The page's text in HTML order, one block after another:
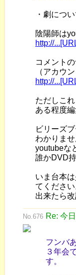
・劇につい
陰陽師は
http://
コメント
（アカウ
http://
ただしこ
ある程度
ビリーズ
わかりませ
youtubeな
誰かDVD
いま台本
てください
出来たら
No.676 Re: 今
フンバ
３年会
す。